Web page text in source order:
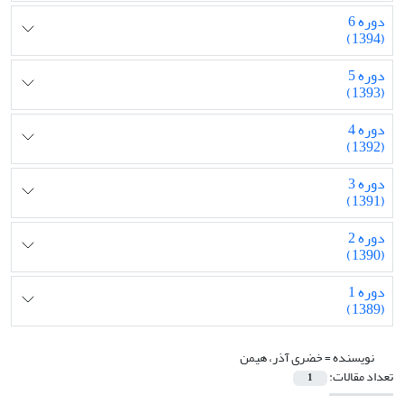
دوره 6
(1394)
دوره 5
(1393)
دوره 4
(1392)
دوره 3
(1391)
دوره 2
(1390)
دوره 1
(1389)
نویسنده =خضری آذر، هیمن
تعداد مقالات: 1